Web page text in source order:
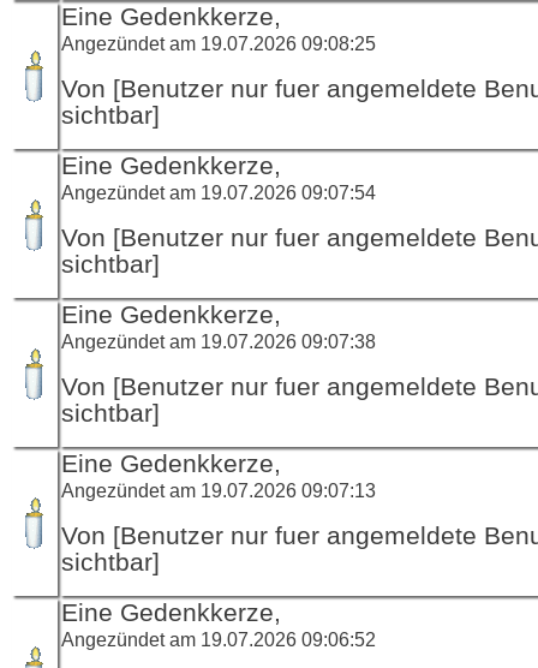
Eine Gedenkkerze,
Angezündet am 19.07.2026 09:08:25
Von [Benutzer nur fuer angemeldete
sichtbar]
Eine Gedenkkerze,
Angezündet am 19.07.2026 09:07:54
Von [Benutzer nur fuer angemeldete
sichtbar]
Eine Gedenkkerze,
Angezündet am 19.07.2026 09:07:38
Von [Benutzer nur fuer angemeldete
sichtbar]
Eine Gedenkkerze,
Angezündet am 19.07.2026 09:07:13
Von [Benutzer nur fuer angemeldete
sichtbar]
Eine Gedenkkerze,
Angezündet am 19.07.2026 09:06:52